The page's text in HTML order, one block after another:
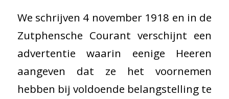
We schrijven 4 november 1918 en in de
Zutphensche Courant verschijnt een
advertentie waarin eenige Heeren
aangeven dat ze het voornemen
hebben bij voldoende belangstelling te